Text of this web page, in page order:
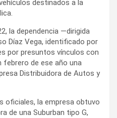
destinados a la
la dependencia —dirigida
Díaz Vega, identificado por
por presuntos vínculos con
de ese año una
Distribuidora de Autos y
oficiales, la empresa obtuvo
de una Suburban tipo G,